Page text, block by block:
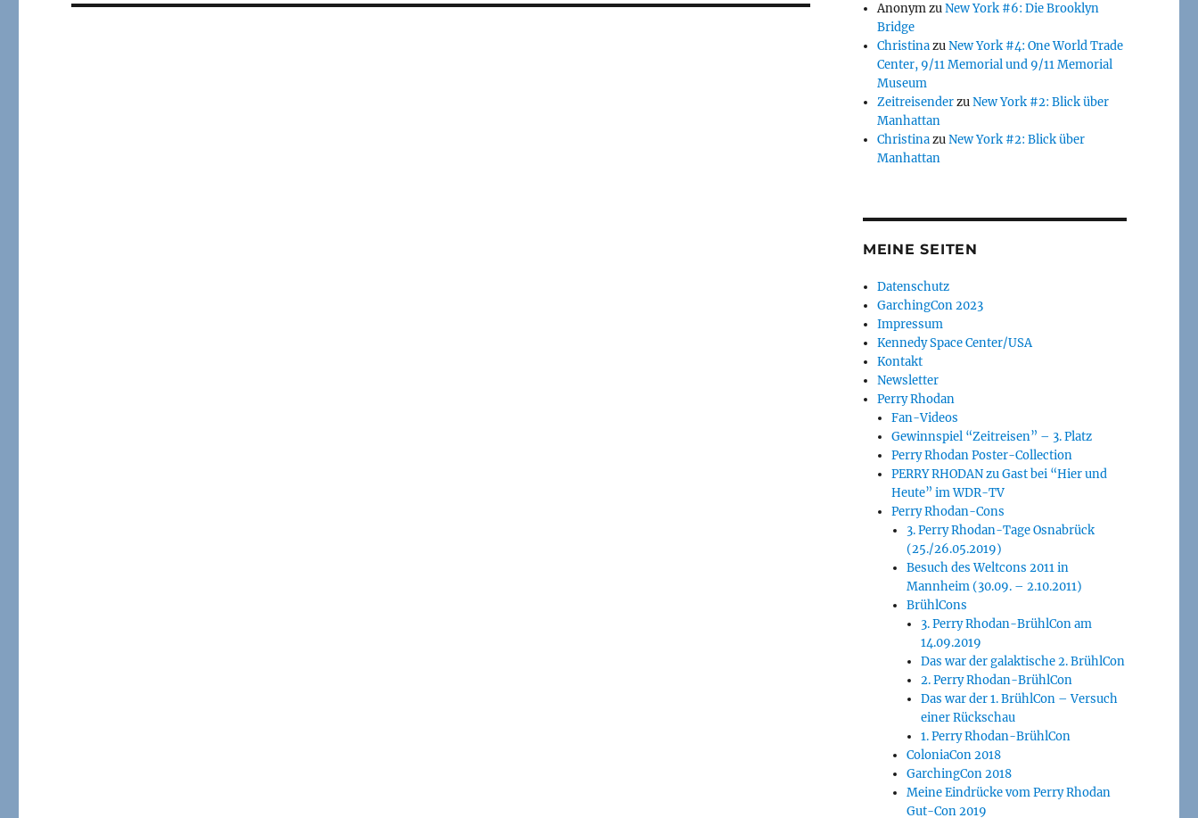
AnonymzuNew York #6: Die Brooklyn
Bridge
ChristinazuNew York #4: One World Trade
Center, 9/11 Memorial und 9/11 Memorial
Museum
ZeitreisenderzuNew York #2: Blick über
Manhattan
ChristinazuNew York #2: Blick über
Manhattan
MEINE SEITEN
Datenschutz
GarchingCon 2023
Impressum
Kennedy Space Center/USA
Kontakt
Newsletter
Perry Rhodan
Fan-Videos
Gewinnspiel “Zeitreisen” – 3. Platz
Perry Rhodan Poster-Collection
PERRY RHODAN zu Gast bei “Hier und
Heute” im WDR-TV
Perry Rhodan-Cons
3. Perry Rhodan-Tage Osnabrück
(25./26.05.2019)
Besuch des Weltcons 2011 in
Mannheim (30.09. – 2.10.2011)
BrühlCons
3. Perry Rhodan-BrühlCon am
14.09.2019
Das war der galaktische 2. BrühlCon
2. Perry Rhodan-BrühlCon
Das war der 1. BrühlCon – Versuch
einer Rückschau
1. Perry Rhodan-BrühlCon
ColoniaCon 2018
GarchingCon 2018
Meine Eindrücke vom Perry Rhodan
Gut-Con 2019